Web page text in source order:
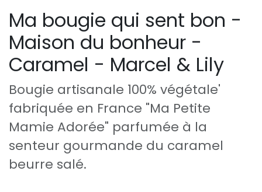
Ma bougie qui sent bon -
Maison du bonheur -
Caramel - Marcel & Lily
Bougie artisanale 100% végétale'
fabriquée en France "Ma Petite
Mamie Adorée" parfumée à la
senteur gourmande du caramel
beurre salé.